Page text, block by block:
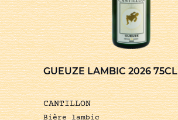
GUEUZE LAMBIC 2026 75CL
CANTILLON
Bière lambic